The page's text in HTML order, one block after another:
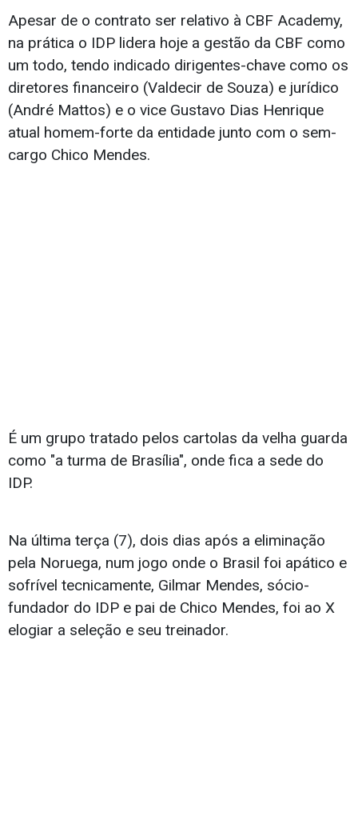
Apesar de o contrato ser relativo à CBF Academy,
na prática o IDP lidera hoje a gestão da CBF como
um todo, tendo indicado dirigentes-chave como os
diretores financeiro (Valdecir de Souza) e jurídico
(André Mattos) e o vice Gustavo Dias Henrique
atual homem-forte da entidade junto com o sem-
cargo Chico Mendes.
É um grupo tratado pelos cartolas da velha guarda
como "a turma de Brasília", onde fica a sede do
IDP.
Na última terça (7), dois dias após a eliminação
pela Noruega, num jogo onde o Brasil foi apático e
sofrível tecnicamente, Gilmar Mendes, sócio-
fundador do IDP e pai de Chico Mendes, foi ao X
elogiar a seleção e seu treinador.